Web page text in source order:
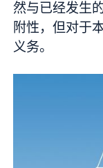
然与已经发生
附性，但对于
义务。